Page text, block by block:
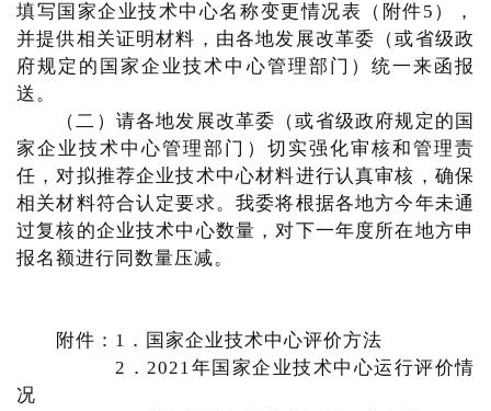
填写国家企业技术中心名称变更情况表（附件5），
并提供相关证明材料，由各地发展改革委（或省级政
府规定的国家企业技术中心管理部门）统一来函报
送。
（二）请各地发展改革委（或省级政府规定的国
家企业技术中心管理部门）切实强化审核和管理责
任，对拟推荐企业技术中心材料进行认真审核，确保
相关材料符合认定要求。我委将根据各地方今年未通
过复核的企业技术中心数量，对下一年度所在地方申
报名额进行同数量压减。
附件：1．国家企业技术中心评价方法
2．2021年国家企业技术中心运行评价情
况